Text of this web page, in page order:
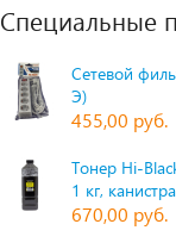
Специальные
Сетевой
Э)
455,00 руб.
Тонер Hi-
1 кг, канистра
670,00 руб.